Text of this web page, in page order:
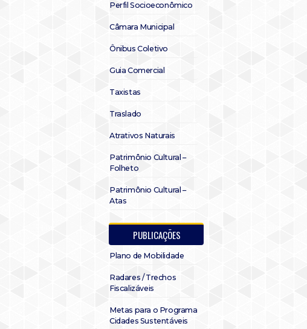
Perfil Socioeconômico
Câmara Municipal
Ônibus Coletivo
Guia Comercial
Taxistas
Traslado
Atrativos Naturais
Patrimônio Cultural –
Folheto
Patrimônio Cultural –
Atas
PUBLICAÇÕES
Plano de Mobilidade
Radares / Trechos
Fiscalizáveis
Metas para o Programa
Cidades Sustentáveis